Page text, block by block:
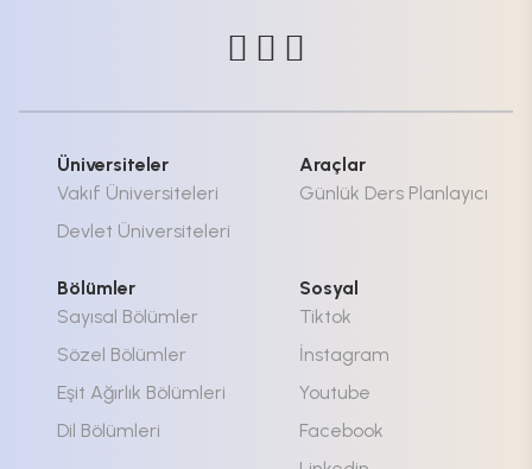
Üniversiteler
Vakıf Üniversiteleri
Devlet Üniversiteleri
Araçlar
Günlük Ders Planlayıcı
Bölümler
Sayısal Bölümler
Sözel Bölümler
Eşit Ağırlık Bölümleri
Dil Bölümleri
Sosyal
Tiktok
İnstagram
Youtube
Facebook